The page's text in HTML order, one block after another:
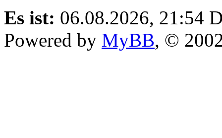
Es ist: 06.08.2026, 21:54
Powered by MyBB, ©